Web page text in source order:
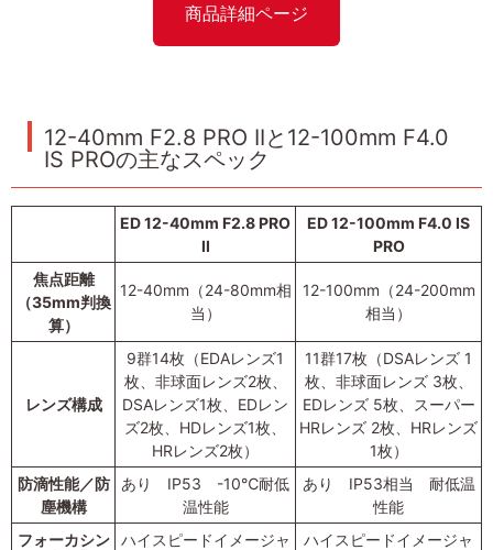
商品詳細ページ
12-40mm F2.8 PRO IIと12-100mm F4.0
IS PROの主なスペック
ED 12-40mm F2.8 PRO
II
ED 12-100mm F4.0 IS
PRO
焦点距離
（35mm判換
算）
12-40mm（24-80mm相
当）
12-100mm（24-200mm
相当）
レンズ構成
9群14枚（EDAレンズ1
枚、非球面レンズ2枚、
DSAレンズ1枚、EDレン
ズ2枚、HDレンズ1枚、
HRレンズ2枚）
11群17枚（DSAレンズ 1
枚、非球面レンズ 3枚、
EDレンズ 5枚、スーパー
HRレンズ 2枚、HRレンズ
1枚）
防滴性能／防
塵機構
あり IP53 -10℃耐低
温性能
あり IP53相当 耐低温
性能
フォーカシン
ハイスピードイメージャ
ハイスピードイメージャ